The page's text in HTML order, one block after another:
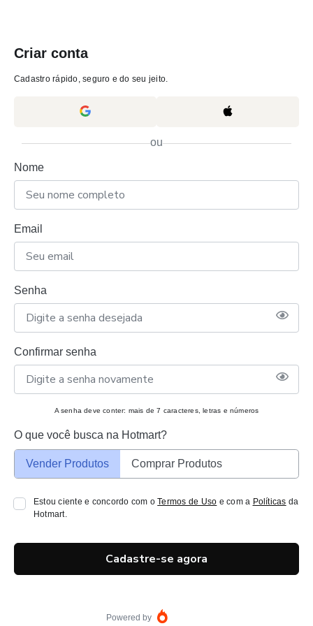
Criar conta
Cadastro rápido, seguro e do seu jeito.
ou
Nome
Email
Senha
Confirmar senha
A senha deve conter: mais de 7 caracteres, letras e números
O que você busca na Hotmart?
Vender Produtos Comprar Produtos
Estou ciente e concordo com oTermos de Uso e com a Políticas da
Hotmart.
Cadastre-se agora
Powered by